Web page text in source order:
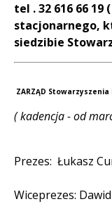
tel . 32 616 66
stacjonarnego,
siedzibie
ZARZĄD
( kadencja - od
Prezes: Łukasz
Wiceprezes: